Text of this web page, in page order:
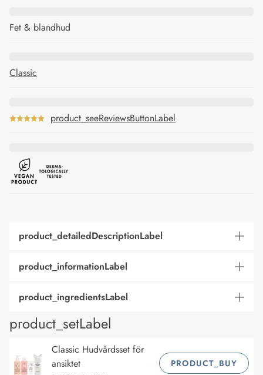
Fet & blandhud
Classic
product_seeReviewsButtonLabel
product_detailedDescriptionLabel
product_informationLabel
product_ingredientsLabel
product_setLabel
Classic Hudvårdsset för
ansiktet
PRODUCT_BUY